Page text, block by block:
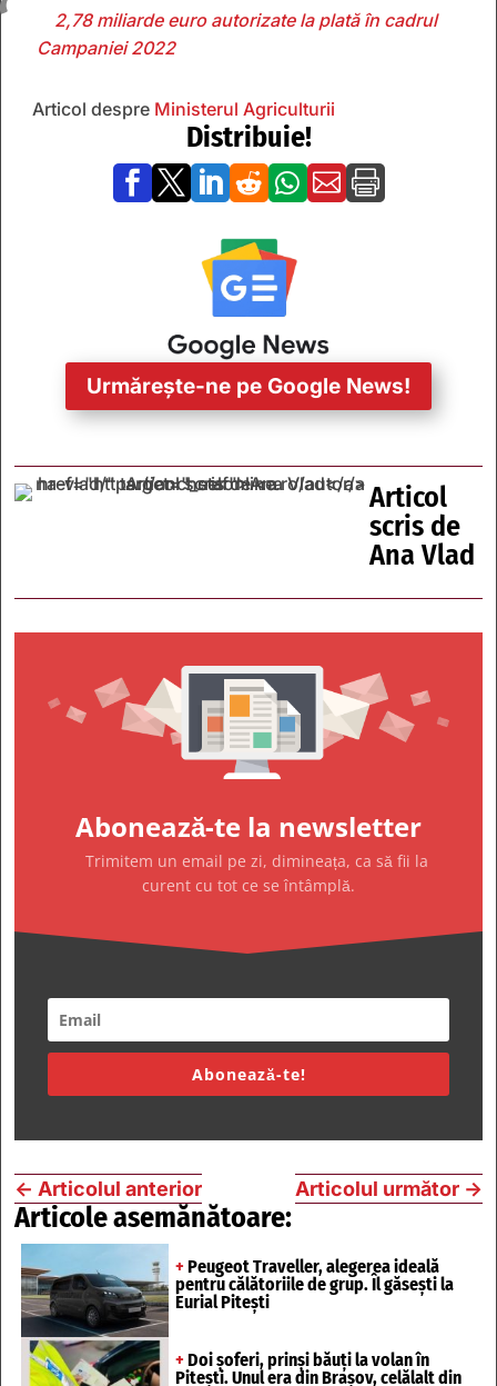
2,78 miliarde euro autorizate la plată în cadrul
Campaniei 2022
Articol despre Ministerul Agriculturii
Distribuie!
      
Urmărește-ne pe Google News!
Articol
scris de
Ana Vlad
Abonează-te la newsletter
Trimitem un email pe zi, dimineața, ca să fii la
curent cu tot ce se întâmplă.
Abonează-te!
← Articolul anterior Articolul următor →
Articole asemănătoare:
+ Peugeot Traveller, alegerea ideală
pentru călătoriile de grup. Îl găsești la
Eurial Pitești
+ Doi șoferi, prinși băuți la volan în
Pitești. Unul era din Brașov, celălalt din